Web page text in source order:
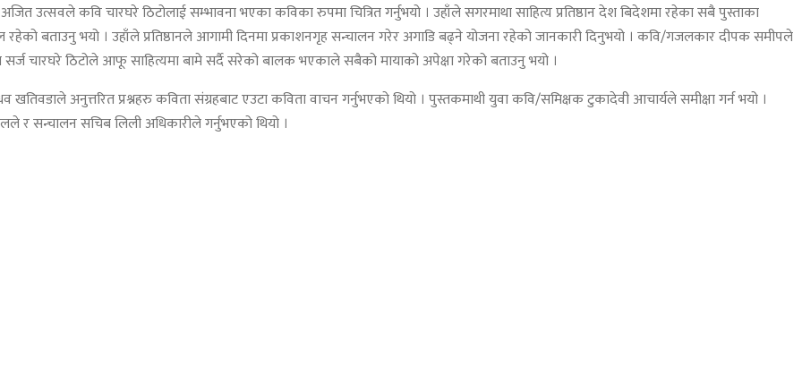
अजित उत्सवले कवि चारघरे ठिटोलाई सम्भावना भएका कविका रुपमा चित्रित गर्नुभयो । उहाँले सगरमाथा साहित्य प्रतिष्ठान देश बिदेशमा रहेका सबै पुस्ताका
बताउनु भयो । उहाँले प्रतिष्ठानले आगामी दिनमा प्रकाशनगृह सन्चालन गरेर अगाडि बढ्ने योजना रहेको जानकारी दिनुभयो । कवि/गजलकार दीपक समीपले
सर्ज चारघरे ठिटोले आफू साहित्यमा बामे सर्दै सरेको बालक भएकाले सबैको मायाको अपेक्षा गरेको बताउनु भयो ।
अनुत्तरित प्रश्नहरु कविता संग्रहबाट एउटा कविता वाचन गर्नुभएको थियो । पुस्तकमाथी युवा कवि/समिक्षक टुकादेवी आचार्यले समीक्षा गर्न भयो ।
र सन्चालन सचिब लिली अधिकारीले गर्नुभएको थियो ।